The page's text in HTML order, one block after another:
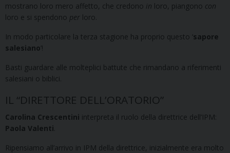
mostrano loro mero affetto, che credono in loro, piangono con
loro e si spendono per loro.
In modo particolare la terza stagione ha proprio questo ‘sapore
salesiano’!
Basti guardare alle molteplici battute che rimandano a riferimenti
salesiani o biblici.
IL “DIRETTORE DELL’ORATORIO”
Carolina Crescentini interpreta il ruolo della direttrice dell’IPM:
Paola Valenti.
Ripensiamo all’arrivo in IPM della direttrice, inizialmente era molto